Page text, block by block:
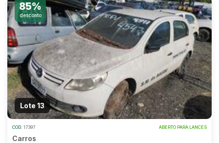
85%
desconto
Lote 13
COD. 17397 ABERTO PARA LANCES
Carros